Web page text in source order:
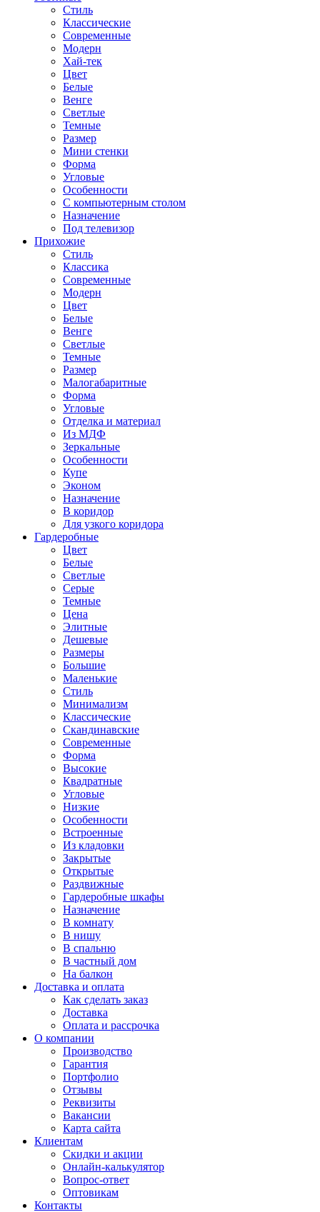
Стиль
Классические
Современные
Модерн
Хай-тек
Цвет
Белые
Венге
Светлые
Темные
Размер
Мини стенки
Форма
Угловые
Особенности
С компьютерным столом
Назначение
Под телевизор
Прихожие
Стиль
Классика
Современные
Модерн
Цвет
Белые
Венге
Светлые
Темные
Размер
Малогабаритные
Форма
Угловые
Отделка и материал
Из МДФ
Зеркальные
Особенности
Купе
Эконом
Назначение
В коридор
Для узкого коридора
Гардеробные
Цвет
Белые
Светлые
Серые
Темные
Цена
Элитные
Дешевые
Размеры
Большие
Маленькие
Стиль
Минимализм
Классические
Скандинавские
Современные
Форма
Высокие
Квадратные
Угловые
Низкие
Особенности
Встроенные
Из кладовки
Закрытые
Открытые
Раздвижные
Гардеробные шкафы
Назначение
В комнату
В нишу
В спальню
В частный дом
На балкон
Доставка и оплата
Как сделать заказ
Доставка
Оплата и рассрочка
О компании
Производство
Гарантия
Портфолио
Отзывы
Реквизиты
Вакансии
Карта сайта
Клиентам
Скидки и акции
Онлайн-калькулятор
Вопрос-ответ
Оптовикам
Контакты